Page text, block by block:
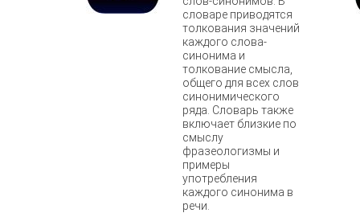
словаре приводятся
толкования значений
каждого слова-
синонима и
толкование смысла,
общего для всех слов
синонимического
ряда. Словарь также
включает близкие по
смыслу
фразеологизмы и
примеры
употребления
каждого синонима в
речи.